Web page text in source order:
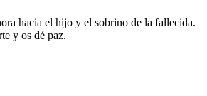
hacia el hijo y el sobrino de la fallecida.
y os dé paz.